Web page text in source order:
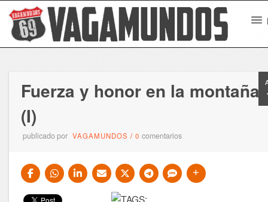
Fuerza y honor en la montaña
(I)
publicado por VAGAMUNDOS /0comentarios